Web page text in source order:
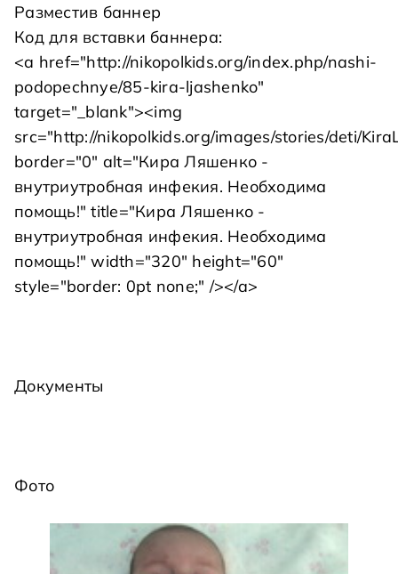
Разместив баннер
Код для вставки баннера:
<a href="http://nikopolkids.org/index.php/nashi-
podopechnye/85-kira-ljashenko"
target="_blank"><img
src="http://nikopolkids.org/images/stories/deti/
border="0" alt="Кира Ляшенко -
внутриутробная инфекия. Необходима
помощь!" title="Кира Ляшенко -
внутриутробная инфекия. Необходима
помощь!" width="320" height="60"
style="border: 0pt none;" /></a>
Документы
Фото